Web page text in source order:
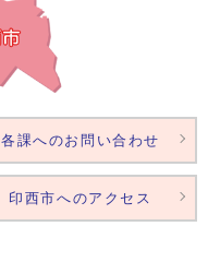
各課へのお問い合わせ
印西市へのアクセス